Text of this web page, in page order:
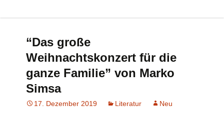
“Das große
Weihnachtskonzert für die
ganze Familie” von Marko
Simsa
17. Dezember 2019 Literatur Neu